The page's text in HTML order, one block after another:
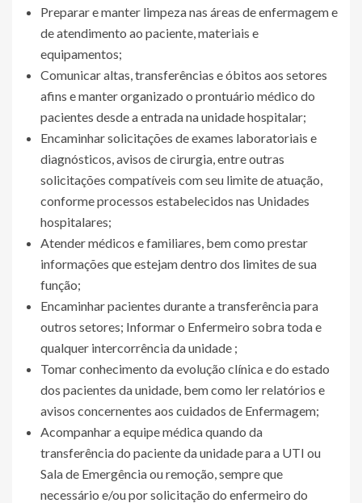
Preparar e manter limpeza nas áreas de enfermagem e
de atendimento ao paciente, materiais e
equipamentos;
Comunicar altas, transferências e óbitos aos setores
afins e manter organizado o prontuário médico do
pacientes desde a entrada na unidade hospitalar;
Encaminhar solicitações de exames laboratoriais e
diagnósticos, avisos de cirurgia, entre outras
solicitações compatíveis com seu limite de atuação,
conforme processos estabelecidos nas Unidades
hospitalares;
Atender médicos e familiares, bem como prestar
informações que estejam dentro dos limites de sua
função;
Encaminhar pacientes durante a transferência para
outros setores; Informar o Enfermeiro sobra toda e
qualquer intercorrência da unidade ;
Tomar conhecimento da evolução clínica e do estado
dos pacientes da unidade, bem como ler relatórios e
avisos concernentes aos cuidados de Enfermagem;
Acompanhar a equipe médica quando da
transferência do paciente da unidade para a UTI ou
Sala de Emergência ou remoção, sempre que
necessário e/ou por solicitação do enfermeiro do